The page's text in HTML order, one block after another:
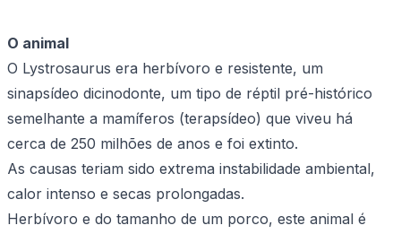
O animal
O Lystrosaurus era herbívoro e resistente, um
sinapsídeo dicinodonte, um tipo de réptil pré-histórico
semelhante a mamíferos (terapsídeo) que viveu há
cerca de 250 milhões de anos e foi extinto.
As causas teriam sido extrema instabilidade ambiental,
calor intenso e secas prolongadas.
Herbívoro e do tamanho de um porco, este animal é